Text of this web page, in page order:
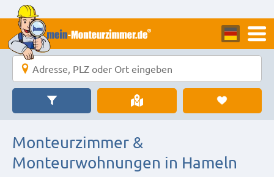
Monteurzimmer &
Monteurwohnungen in Hameln